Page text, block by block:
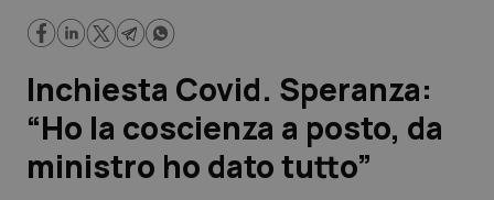
Regioni e Asl
Lavoro e Professioni
Scienza e Farmaci
Studi e Analisi
Inchiesta Covid. Speranza:
“Ho la coscienza a posto, da
ministro ho dato tutto”